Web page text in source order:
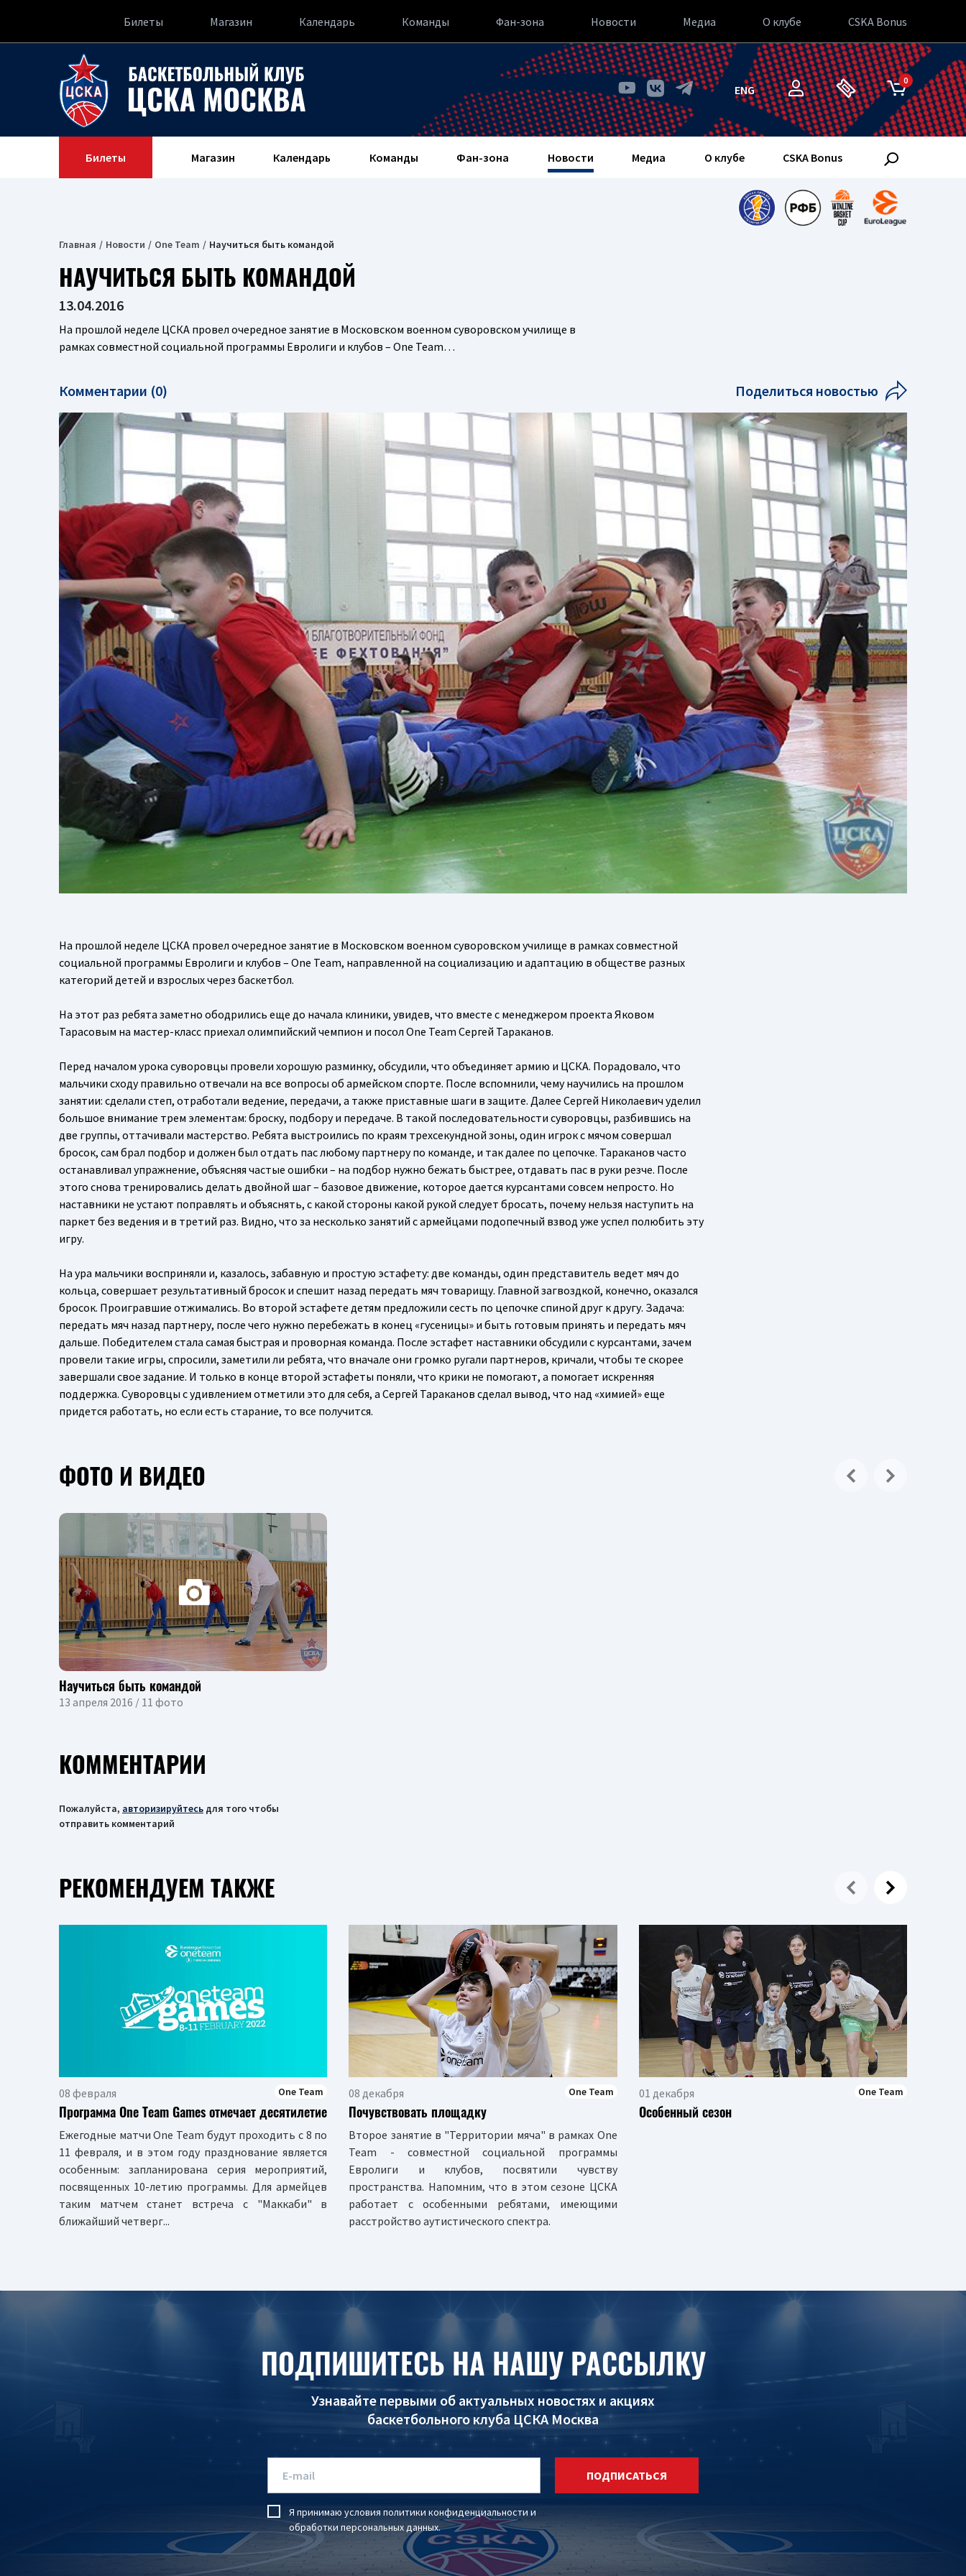
Билеты Магазин Календарь Команды Фан-зона Новости Медиа О клубе CSKA Bonus
ENG
0
Билеты Магазин Календарь Команды Фан-зона Новости Медиа О клубе CSKA Bonus
Главная Новости One Team Научиться быть командой
НАУЧИТЬСЯ БЫТЬ КОМАНДОЙ
13.04.2016
На прошлой неделе ЦСКА провел очередное занятие в Московском военном суворовском училище в
рамках совместной социальной программы Евролиги и клубов – One Team…
Комментарии (0) Поделиться новостью
На прошлой неделе ЦСКА провел очередное занятие в Московском военном суворовском училище в рамках совместной
социальной программы Евролиги и клубов – One Team, направленной на социализацию и адаптацию в обществе разных
категорий детей и взрослых через баскетбол.
На этот раз ребята заметно ободрились еще до начала клиники, увидев, что вместе с менеджером проекта Яковом
Тарасовым на мастер-класс приехал олимпийский чемпион и посол One Team Сергей Тараканов.
Перед началом урока суворовцы провели хорошую разминку, обсудили, что объединяет армию и ЦСКА. Порадовало, что
мальчики сходу правильно отвечали на все вопросы об армейском спорте. После вспомнили, чему научились на прошлом
занятии: сделали степ, отработали ведение, передачи, а также приставные шаги в защите. Далее Сергей Николаевич уделил
большое внимание трем элементам: броску, подбору и передаче. В такой последовательности суворовцы, разбившись на
две группы, оттачивали мастерство. Ребята выстроились по краям трехсекундной зоны, один игрок с мячом совершал
бросок, сам брал подбор и должен был отдать пас любому партнеру по команде, и так далее по цепочке. Тараканов часто
останавливал упражнение, объясняя частые ошибки – на подбор нужно бежать быстрее, отдавать пас в руки резче. После
этого снова тренировались делать двойной шаг – базовое движение, которое дается курсантами совсем непросто. Но
наставники не устают поправлять и объяснять, с какой стороны какой рукой следует бросать, почему нельзя наступить на
паркет без ведения и в третий раз. Видно, что за несколько занятий с армейцами подопечный взвод уже успел полюбить эту
игру.
На ура мальчики восприняли и, казалось, забавную и простую эстафету: две команды, один представитель ведет мяч до
кольца, совершает результативный бросок и спешит назад передать мяч товарищу. Главной загвоздкой, конечно, оказался
бросок. Проигравшие отжимались. Во второй эстафете детям предложили сесть по цепочке спиной друг к другу. Задача:
передать мяч назад партнеру, после чего нужно перебежать в конец «гусеницы» и быть готовым принять и передать мяч
дальше. Победителем стала самая быстрая и проворная команда. После эстафет наставники обсудили с курсантами, зачем
провели такие игры, спросили, заметили ли ребята, что вначале они громко ругали партнеров, кричали, чтобы те скорее
завершали свое задание. И только в конце второй эстафеты поняли, что крики не помогают, а помогает искренняя
поддержка. Суворовцы с удивлением отметили это для себя, а Сергей Тараканов сделал вывод, что над «химией» еще
придется работать, но если есть старание, то все получится.
ФОТО И ВИДЕО
Научиться быть командой
13 апреля 2016 / 11 фото
КОММЕНТАРИИ
Пожалуйста, авторизируйтесь для того чтобы
отправить комментарий
РЕКОМЕНДУЕМ ТАКЖЕ
08 февраля One Team
Программа One Team Games отмечает десятилетие
Ежегодные матчи One Team будут проходить с 8 по
11 февраля, и в этом году празднование является
особенным: запланирована серия мероприятий,
посвященных 10-летию программы. Для армейцев
таким матчем станет встреча с "Маккаби" в
ближайший четверг...
08 декабря One Team
Почувствовать площадку
Второе занятие в "Территории мяча" в рамках One
Team - совместной социальной программы
Евролиги и клубов, посвятили чувству
пространства. Напомним, что в этом сезоне ЦСКА
работает с особенными ребятами, имеющими
расстройство аутистического спектра.
01 декабря One Team
Особенный сезон
ПОДПИШИТЕСЬ НА НАШУ РАССЫЛКУ
Узнавайте первыми об актуальных новостях и акциях
баскетбольного клуба ЦСКА Москва
Я принимаю условия политики конфиденциальности и
обработки персональных данных.
ПОДПИСАТЬСЯ